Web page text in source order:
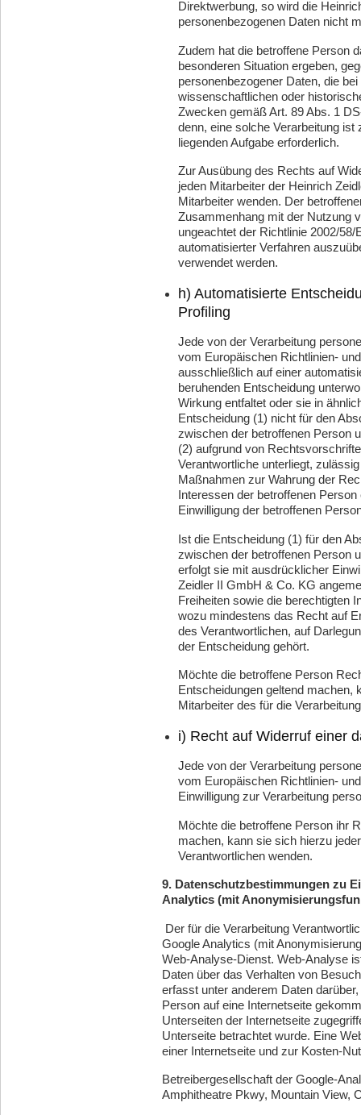
Direktwerbung, so wird die
personenbezogenen Daten nicht
Zudem hat die betroffene Person
besonderen Situation ergeben,
personenbezogener Daten, die
wissenschaftlichen oder
Zwecken gemäß Art. 89 Abs. 1
denn, eine solche Verarbeitung
liegenden Aufgabe erforderlich.
Zur Ausübung des Rechts auf
jeden Mitarbeiter der Heinrich
Mitarbeiter wenden. Der
Zusammenhang mit der Nutzung
ungeachtet der Richtlinie 2002/
automatisierter Verfahren
verwendet werden.
h) Automatisierte
Profiling
Jede von der Verarbeitung
vom Europäischen Richtlinien-
ausschließlich auf einer
beruhenden Entscheidung
Wirkung entfaltet oder sie in
Entscheidung (1) nicht für den
zwischen der betroffenen Person
(2) aufgrund von
Verantwortliche unterliegt,
Maßnahmen zur Wahrung der
Interessen der betroffenen
Einwilligung der betroffenen
Ist die Entscheidung (1) für den
zwischen der betroffenen Person
erfolgt sie mit ausdrücklicher
Zeidler II GmbH & Co. KG
Freiheiten sowie die berechtigten
wozu mindestens das Recht auf
des Verantwortlichen, auf
der Entscheidung gehört.
Möchte die betroffene Person
Entscheidungen geltend machen,
Mitarbeiter des für die
i) Recht auf Widerruf einer
Jede von der Verarbeitung
vom Europäischen Richtlinien-
Einwilligung zur Verarbeitung
Möchte die betroffene Person ihr
machen, kann sie sich hierzu
Verantwortlichen wenden.
9. Datenschutzbestimmungen zu
Analytics (mit
Der für die Verarbeitung
Google Analytics (mit
Web-Analyse-Dienst. Web-Analyse
Daten über das Verhalten von
erfasst unter anderem Daten
Person auf eine Internetseite
Unterseiten der Internetseite
Unterseite betrachtet wurde. Eine
einer Internetseite und zur Kosten-
Betreibergesellschaft der Google-
Amphitheatre Pkwy, Mountain View,